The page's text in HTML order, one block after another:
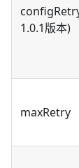
1.0.1版本)
maxRetry